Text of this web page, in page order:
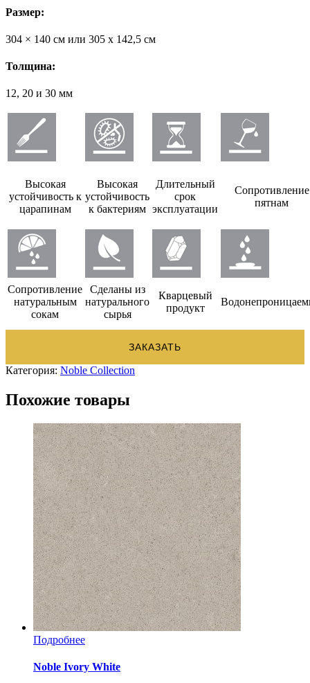
Размер:
304 × 140 см или 305 х 142,5 см
Толщина:
12, 20 и 30 мм
Высокая
устойчивость к
царапинам
Высокая
устойчивость
к бактериям
Длительный
срок
эксплуатации
Сопротивление
пятнам
Сопротивление
натуральным
сокам
Сделаны из
натурального
сырья
Кварцевый
продукт
ЗАКАЗАТЬ
Категория: Noble Collection
Похожие товары
Подробнее
Noble Ivory White